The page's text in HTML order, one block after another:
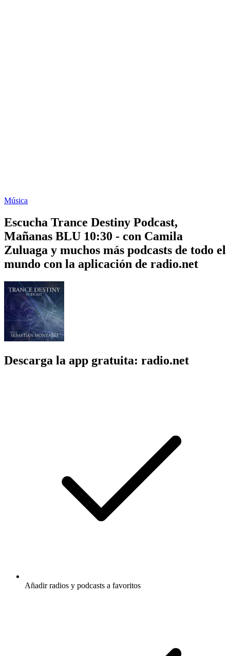
Música
Escucha Trance Destiny Podcast,
Mañanas BLU 10:30 - con Camila
Zuluaga y muchos más podcasts de todo el
mundo con la aplicación de radio.net
Descarga la app gratuita: radio.net
Añadir radios y podcasts a favoritos